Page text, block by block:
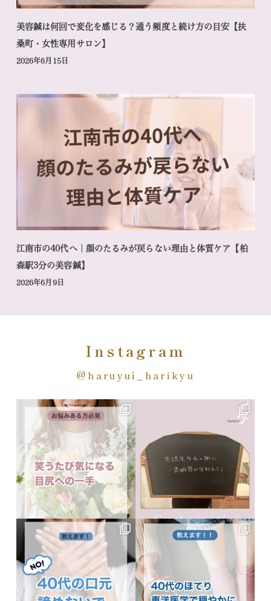
美容鍼は何回で変化を感じる？通う頻度と続け方の目安【扶
桑町・女性専用サロン】
2026年6月15日
江南市の40代へ｜顔のたるみが戻らない理由と体質ケア【柏
森駅3分の美容鍼】
2026年6月9日
Instagram
@haruyui_harikyu